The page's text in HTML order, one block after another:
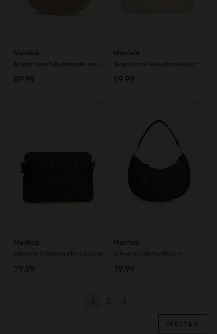
Manfield
89.99
Manfield
Beigefarbene Veloursleder-Clutch
59.99
Manfield
Schwarze Schultertasche aus Leder
79.99
Manfield
Schwarze Lederhandtasche
79.99
1 2 3
WEITER